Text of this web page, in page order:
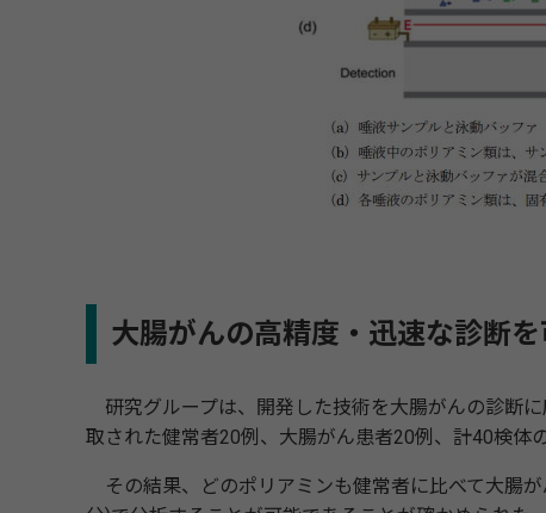
大腸がんの高精度・迅速な診断を
研究グループは、開発した技術を大腸がんの診断
取された健常者20例、大腸がん患者20例、計40検体
その結果、どのポリアミンも健常者に比べて大腸